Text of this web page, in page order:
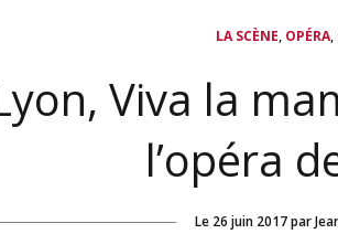
LA SCÈNE, OPÉRA,
Viva la
l’opéra
Le 26 juin 2017 par